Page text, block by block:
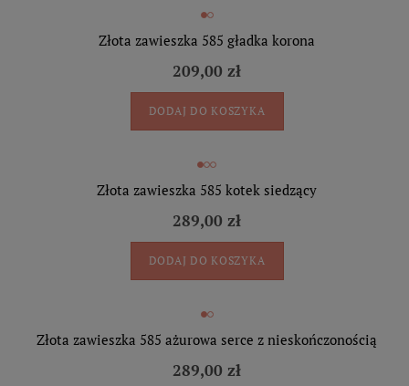
Złota zawieszka 585 gładka korona
209,00 zł
DODAJ DO KOSZYKA
Złota zawieszka 585 kotek siedzący
289,00 zł
DODAJ DO KOSZYKA
Złota zawieszka 585 ażurowa serce z nieskończonością
289,00 zł